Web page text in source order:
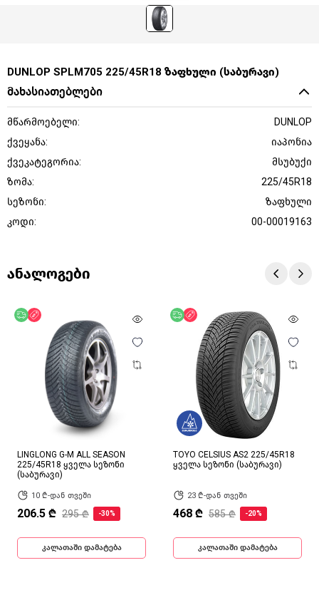
DUNLOP SPLM705 225/45R18 ზაფხული (საბურავი)
მახასიათებლები
მწარმოებელი:
DUNLOP
ქვეყანა:
იაპონია
ქვეკატეგორია:
მსუბუქი
ზომა:
225/45R18
სეზონი:
ზაფხული
კოდი:
00-00019163
ანალოგები
უფასო მიწოდება
LINGLONG G-M ALL SEASON
225/45R18 ყველა სეზონი
(საბურავი)
10 ₾-დან თვეში
206.5 ₾ 295 ₾ -30%
კალათაში დამატება
უფასო მიწოდება
ფასდაკლება
TOYO CELSIUS AS2 225/45R18
ყველა სეზონი (საბურავი)
23 ₾-დან თვეში
468 ₾ 585 ₾ -20%
კალათაში დამატება